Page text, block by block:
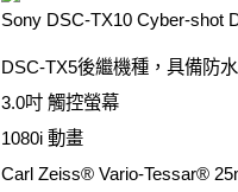
Sony DSC-TX10 Cyber-shot
DSC-TX5後繼機種，具備防
3.0吋 觸控螢幕
1080i 動畫
Carl Zeiss® Vario-Tessar®